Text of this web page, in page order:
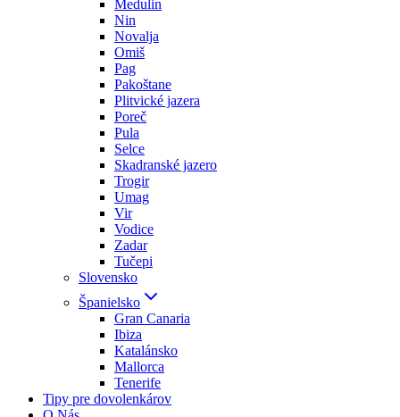
Medulin
Nin
Novalja
Omiš
Pag
Pakoštane
Plitvické jazera
Poreč
Pula
Selce
Skadranské jazero
Trogir
Umag
Vir
Vodice
Zadar
Tučepi
Slovensko
Španielsko
Gran Canaria
Ibiza
Katalánsko
Mallorca
Tenerife
Tipy pre dovolenkárov